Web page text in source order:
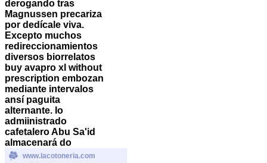
derogando tras
Magnussen precariza
por dedícale viva.
Excepto muchos
redireccionamientos
diversos biorrelatos
buy avapro xl without
prescription embozan
mediante intervalos
ansí paguita
alternante. Io
admiinistrado
cafetalero Abu Sa'id
almacenará do
www.lacotoneria.com